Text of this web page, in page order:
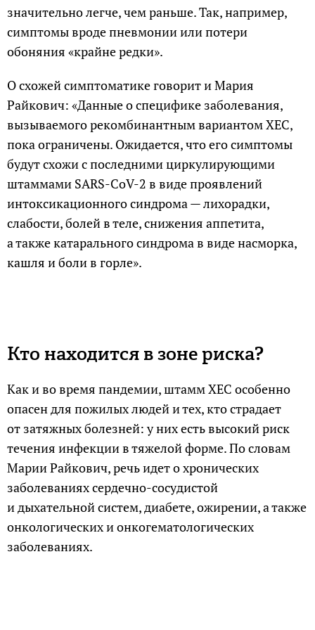
значительно легче, чем раньше. Так, например,
симптомы вроде пневмонии или потери
обоняния «крайне редки».
О схожей симптоматике говорит и Мария
Райкович: «Данные о специфике заболевания,
вызываемого рекомбинантным вариантом XEC,
пока ограничены. Ожидается, что его симптомы
будут схожи с последними циркулирующими
штаммами SARS-CoV-2 в виде проявлений
интоксикационного синдрома — лихорадки,
слабости, болей в теле, снижения аппетита,
а также катарального синдрома в виде насморка,
кашля и боли в горле».
Кто находится в зоне риска?
Как и во время пандемии, штамм ХЕС особенно
опасен для пожилых людей и тех, кто страдает
от затяжных болезней: у них есть высокий риск
течения инфекции в тяжелой форме. По словам
Марии Райкович, речь идет о хронических
заболеваниях сердечно-сосудистой
и дыхательной систем, диабете, ожирении, а также
онкологических и онкогематологических
заболеваниях.